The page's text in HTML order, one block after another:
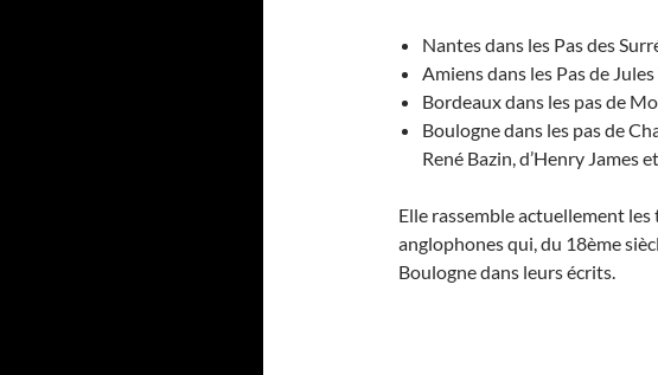
Nantes dans les Pas des
Amiens dans les Pas de
Bordeaux dans les pas de
Boulogne dans les pas de
René Bazin, d’Henry James
Elle rassemble actuellement
anglophones qui, du 18ème
Boulogne dans leurs écrits.